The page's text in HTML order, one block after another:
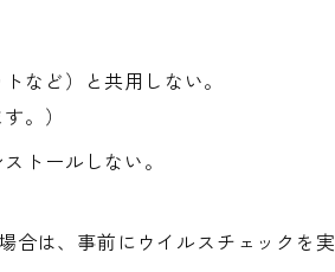
など）と共用しない。
。）
トールしない。
合は、事前にウイルスチェックを実